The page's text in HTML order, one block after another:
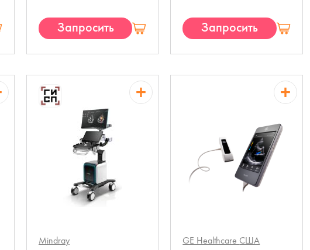
Запросить
Запросить
Mindray GE Healthcare США